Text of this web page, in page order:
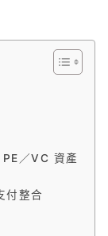
／VC 資產
付整合